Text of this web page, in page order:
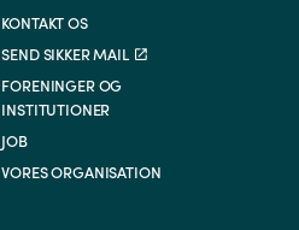
KONTAKT OS
SEND SIKKER MAIL
FORENINGER OG
INSTITUTIONER
JOB
VORES ORGANISATION